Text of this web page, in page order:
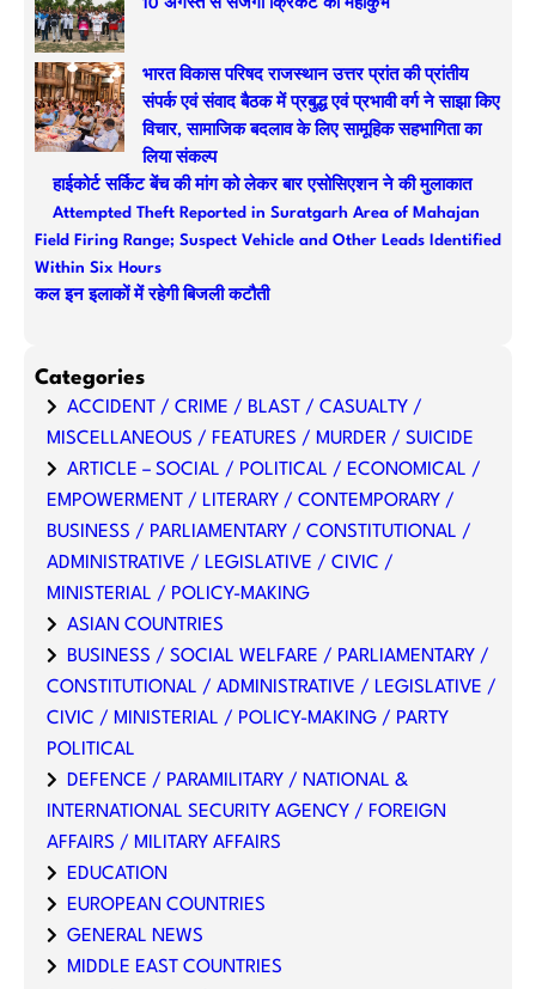
h
10 अगस्त से सजेगा क्रिकेट का महाकुंभ
भारत विकास परिषद राजस्थान उत्तर प्रांत की प्रांतीय
संपर्क एवं संवाद बैठक में प्रबुद्ध एवं प्रभावी वर्ग ने साझा किए
विचार, सामाजिक बदलाव के लिए सामूहिक सहभागिता का
लिया संकल्प
हाईकोर्ट सर्किट बेंच की मांग को लेकर बार एसोसिएशन ने की मुलाकात
Attempted Theft Reported in Suratgarh Area of Mahajan
Field Firing Range; Suspect Vehicle and Other Leads Identified
Within Six Hours
कल इन इलाकों में रहेगी बिजली कटौती
Categories
ACCIDENT / CRIME / BLAST / CASUALTY /
MISCELLANEOUS / FEATURES / MURDER / SUICIDE
ARTICLE – SOCIAL / POLITICAL / ECONOMICAL /
EMPOWERMENT / LITERARY / CONTEMPORARY /
BUSINESS / PARLIAMENTARY / CONSTITUTIONAL /
ADMINISTRATIVE / LEGISLATIVE / CIVIC /
MINISTERIAL / POLICY-MAKING
ASIAN COUNTRIES
BUSINESS / SOCIAL WELFARE / PARLIAMENTARY /
CONSTITUTIONAL / ADMINISTRATIVE / LEGISLATIVE /
CIVIC / MINISTERIAL / POLICY-MAKING / PARTY
POLITICAL
DEFENCE / PARAMILITARY / NATIONAL &
INTERNATIONAL SECURITY AGENCY / FOREIGN
AFFAIRS / MILITARY AFFAIRS
EDUCATION
EUROPEAN COUNTRIES
GENERAL NEWS
MIDDLE EAST COUNTRIES